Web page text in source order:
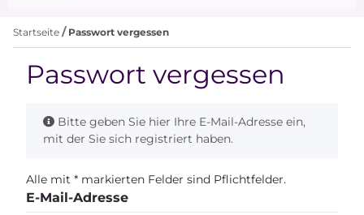
Startseite Passwort vergessen
Passwort vergessen
x
Bitte geben Sie hier Ihre E-Mail-Adresse ein,
mit der Sie sich registriert haben.
Antispam
Alle mit * markierten Felder sind Pflichtfelder.
E-Mail-Adresse